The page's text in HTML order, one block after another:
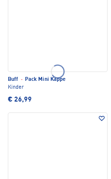
Buff · Pack Mini Kappe
Kinder
€ 26,99